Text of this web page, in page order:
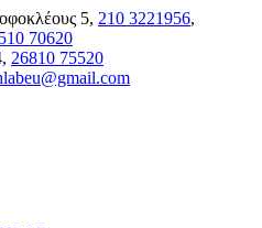
5, 210 3221956,
70620
26810 75520